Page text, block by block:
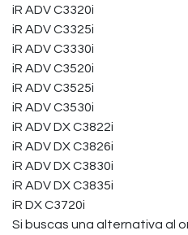
iR ADV C3320i
iR ADV C3325i
iR ADV C3330i
iR ADV C3520i
iR ADV C3525i
iR ADV C3530i
iR ADV DX C3822i
iR ADV DX C3826i
iR ADV DX C3830i
iR ADV DX C3835i
iR DX C3720i
Si buscas una alternativa al